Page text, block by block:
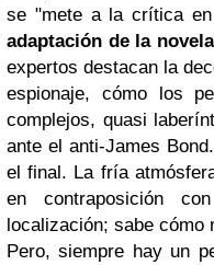
se "mete a la crítica
adaptación de la novela
expertos destacan la
espionaje, cómo los
complejos, quasi
ante el anti-James
el final. La fría
en contraposición
localización; sabe cómo
Pero, siempre hay un